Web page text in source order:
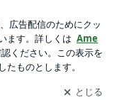
を受け取りまし
開く